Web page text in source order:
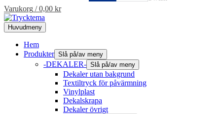
Varukorg /0,00 kr
Huvudmeny
Hem
Produkter Slå på/av meny
-DEKALER- Slå på/av meny
Dekaler utan bakgrund
Textiltryck för påvärmning
Vinylplast
Dekalskrapa
Dekaler övrigt